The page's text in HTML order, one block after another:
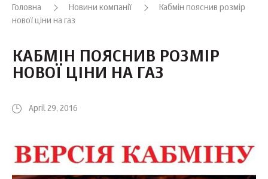
Головна Новини компанії
Кабмін пояснив розмір
нової ціни на газ
КАБМІН ПОЯСНИВ РОЗМІР
НОВОЇ ЦІНИ НА ГАЗ
April 29, 2016